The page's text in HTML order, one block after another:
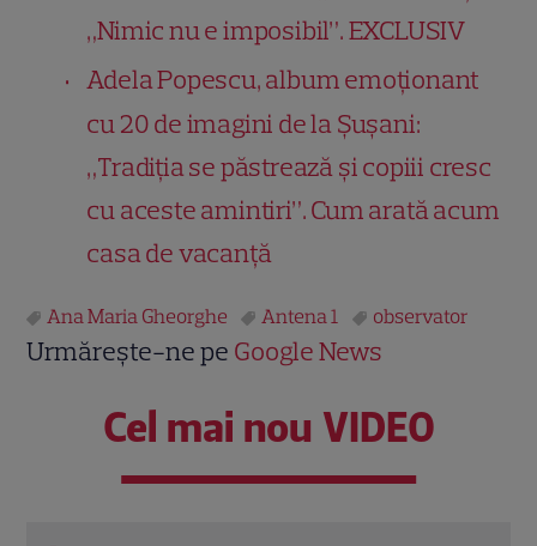
„Nimic nu e imposibil”. EXCLUSIV
Adela Popescu, album emoționant
cu 20 de imagini de la Șușani:
„Tradiția se păstrează și copiii cresc
cu aceste amintiri”. Cum arată acum
casa de vacanță
Ana Maria Gheorghe Antena 1 observator
Urmărește-ne pe Google News
Cel mai nou VIDEO